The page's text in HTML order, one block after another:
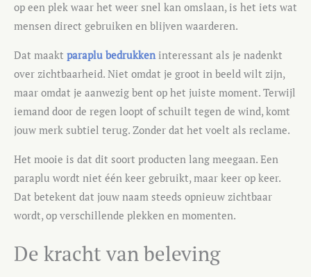
op een plek waar het weer snel kan omslaan, is het iets wat
mensen direct gebruiken en blijven waarderen.
Dat maakt paraplu bedrukkeninteressant als je nadenkt
over zichtbaarheid. Niet omdat je groot in beeld wilt zijn,
maar omdat je aanwezig bent op het juiste moment. Terwijl
iemand door de regen loopt of schuilt tegen de wind, komt
jouw merk subtiel terug. Zonder dat het voelt als reclame.
Het mooie is dat dit soort producten lang meegaan. Een
paraplu wordt niet één keer gebruikt, maar keer op keer.
Dat betekent dat jouw naam steeds opnieuw zichtbaar
wordt, op verschillende plekken en momenten.
De kracht van beleving